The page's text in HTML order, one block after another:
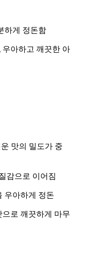
하게 정돈함
아하고 깨끗한 아
맛의 밀도가 중
감으로 이어짐
우아하게 정돈
로 깨끗하게 마무